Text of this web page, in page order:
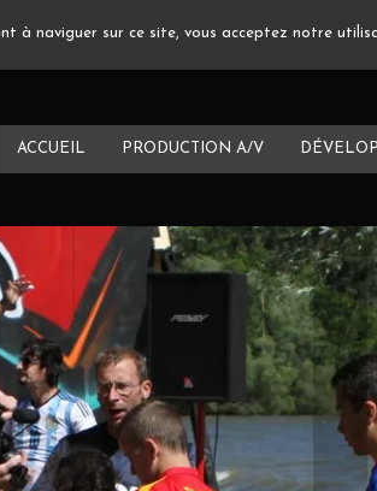
à naviguer sur ce site, vous acceptez notre
ACCUEIL PRODUCTION A/V